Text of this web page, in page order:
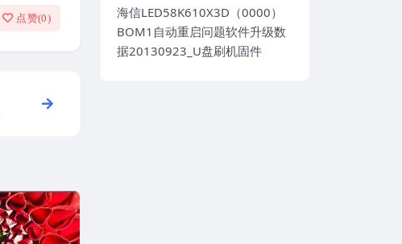
点赞(0)
海信LED58K610X3D（0000）
BOM1自动重启问题软件升级数
据20130923_U盘刷机固件